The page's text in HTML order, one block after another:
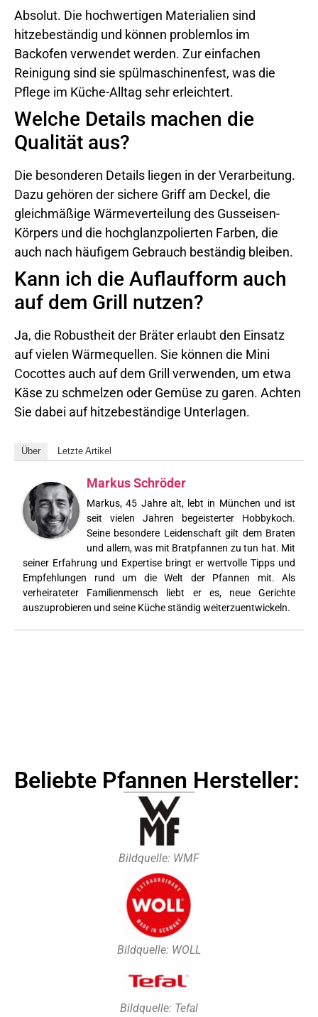
Absolut. Die hochwertigen Materialien sind
hitzebeständig und können problemlos im
Backofen verwendet werden. Zur einfachen
Reinigung sind sie spülmaschinenfest, was die
Pflege im Küche-Alltag sehr erleichtert.
Welche Details machen die
Qualität aus?
Die besonderen Details liegen in der Verarbeitung.
Dazu gehören der sichere Griff am Deckel, die
gleichmäßige Wärmeverteilung des Gusseisen-
Körpers und die hochglanzpolierten Farben, die
auch nach häufigem Gebrauch beständig bleiben.
Kann ich die Auflaufform auch
auf dem Grill nutzen?
Ja, die Robustheit der Bräter erlaubt den Einsatz
auf vielen Wärmequellen. Sie können die Mini
Cocottes auch auf dem Grill verwenden, um etwa
Käse zu schmelzen oder Gemüse zu garen. Achten
Sie dabei auf hitzebeständige Unterlagen.
Über Letzte Artikel
Markus Schröder
Markus, 45 Jahre alt, lebt in München und ist
seit vielen Jahren begeisterter Hobbykoch.
Seine besondere Leidenschaft gilt dem Braten
und allem, was mit Bratpfannen zu tun hat. Mit
seiner Erfahrung und Expertise bringt er wertvolle Tipps und
Empfehlungen rund um die Welt der Pfannen mit. Als
verheirateter Familienmensch liebt er es, neue Gerichte
auszuprobieren und seine Küche ständig weiterzuentwickeln.
Beliebte Pfannen Hersteller:
Bildquelle: WMF
Bildquelle: WOLL
Bildquelle: Tefal